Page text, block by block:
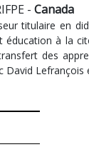
- Canada
titulaire en
à la
des
David